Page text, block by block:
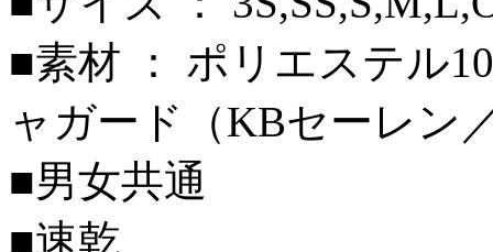
■素材 ： ポリエステル
ャガード（KBセーレン
■男女共通
■速乾